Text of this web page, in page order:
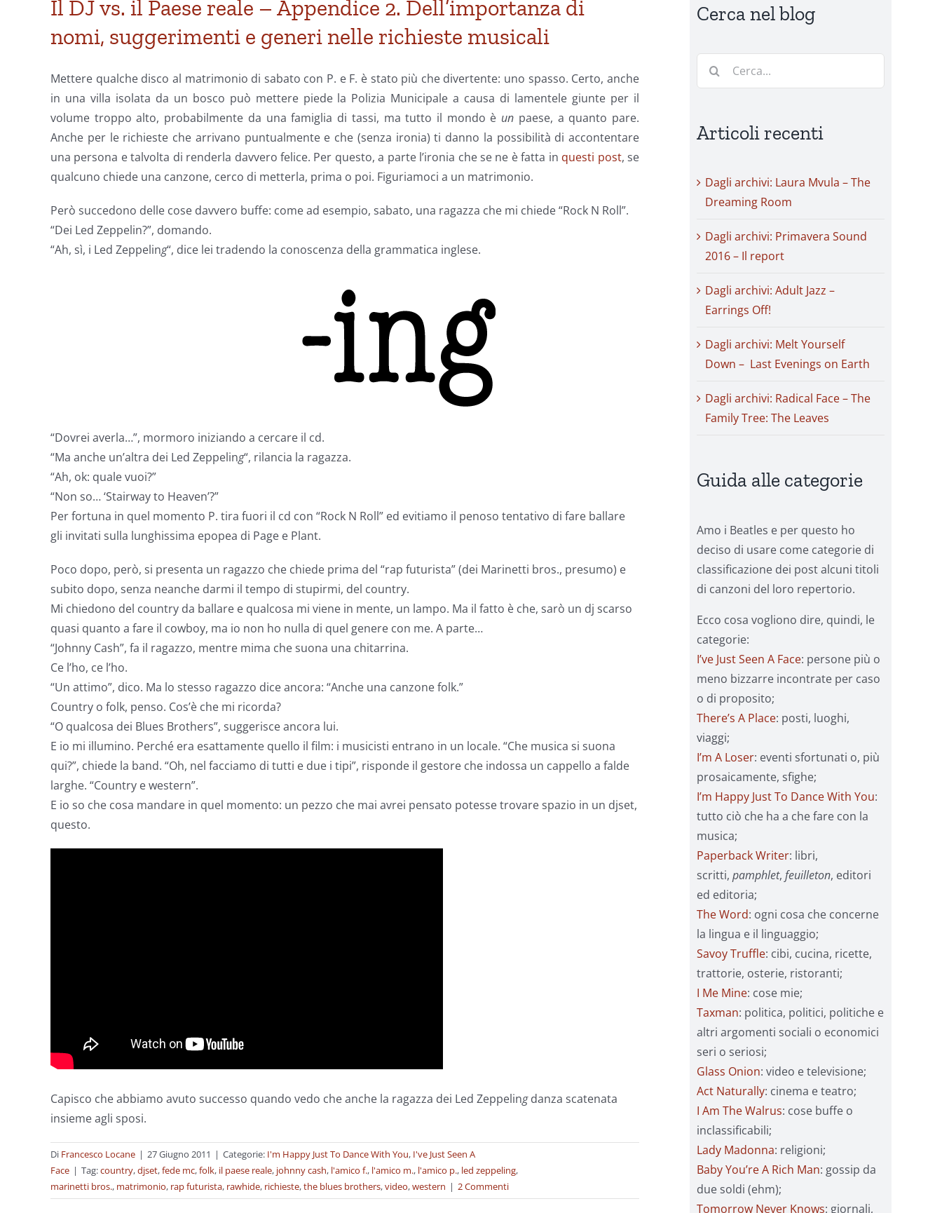
Il DJ vs. il Paese reale – Appendice 2. Dell’importanza di
nomi, suggerimenti e generi nelle richieste musicali
Mettere qualche disco al matrimonio di sabato con P. e F. è stato più che divertente: uno spasso. Certo, anche
in una villa isolata da un bosco può mettere piede la Polizia Municipale a causa di lamentele giunte per il
volume troppo alto, probabilmente da una famiglia di tassi, ma tutto il mondo è un paese, a quanto pare.
Anche per le richieste che arrivano puntualmente e che (senza ironia) ti danno la possibilità di accontentare
una persona e talvolta di renderla davvero felice. Per questo, a parte l’ironia che se ne è fatta in questi post, se
qualcuno chiede una canzone, cerco di metterla, prima o poi. Figuriamoci a un matrimonio.
Però succedono delle cose davvero buffe: come ad esempio, sabato, una ragazza che mi chiede “Rock N Roll”.
“Dei Led Zeppelin?”, domando.
“Ah, sì, i Led Zeppeling“, dice lei tradendo la conoscenza della grammatica inglese.
“Dovrei averla…”, mormoro iniziando a cercare il cd.
“Ma anche un’altra dei Led Zeppeling“, rilancia la ragazza.
“Ah, ok: quale vuoi?”
“Non so… ‘Stairway to Heaven’?”
Per fortuna in quel momento P. tira fuori il cd con “Rock N Roll” ed evitiamo il penoso tentativo di fare ballare
gli invitati sulla lunghissima epopea di Page e Plant.
Poco dopo, però, si presenta un ragazzo che chiede prima del “rap futurista” (dei Marinetti bros., presumo) e
subito dopo, senza neanche darmi il tempo di stupirmi, del country.
Mi chiedono del country da ballare e qualcosa mi viene in mente, un lampo. Ma il fatto è che, sarò un dj scarso
quasi quanto a fare il cowboy, ma io non ho nulla di quel genere con me. A parte…
“Johnny Cash”, fa il ragazzo, mentre mima che suona una chitarrina.
Ce l’ho, ce l’ho.
“Un attimo”, dico. Ma lo stesso ragazzo dice ancora: “Anche una canzone folk.”
Country o folk, penso. Cos’è che mi ricorda?
“O qualcosa dei Blues Brothers”, suggerisce ancora lui.
E io mi illumino. Perché era esattamente quello il film: i musicisti entrano in un locale. “Che musica si suona
qui?”, chiede la band. “Oh, nel facciamo di tutti e due i tipi”, risponde il gestore che indossa un cappello a falde
larghe. “Country e western”.
E io so che cosa mandare in quel momento: un pezzo che mai avrei pensato potesse trovare spazio in un djset,
questo.
Capisco che abbiamo avuto successo quando vedo che anche la ragazza dei Led Zeppelingdanza scatenata
insieme agli sposi.
Di Francesco Locane | 27 Giugno 2011 | Categorie: I'm Happy Just To Dance With You, I've Just Seen A
Face | Tag:country,djset,fede mc,folk, il paese reale, johnny cash, l'amico f., l'amico m., l'amico p., led zeppeling,
marinetti bros., matrimonio, rap futurista, rawhide, richieste,the blues brothers,video,western | 2 Commenti
Cerca nel blog
Cerca
Articoli recenti
Dagli archivi: Laura Mvula – The
Dreaming Room
Dagli archivi: Primavera Sound
2016 – Il report
Dagli archivi: Adult Jazz –
Earrings Off!
Dagli archivi: Melt Yourself
Down – Last Evenings on Earth
Dagli archivi: Radical Face – The
Family Tree: The Leaves
Guida alle categorie
Amo i Beatles e per questo ho
deciso di usare come categorie di
classificazione dei post alcuni titoli
di canzoni del loro repertorio.
Ecco cosa vogliono dire, quindi, le
categorie:
I’ve Just Seen A Face: persone più o
meno bizzarre incontrate per caso
o di proposito;
There’s A Place: posti, luoghi,
viaggi;
I’m A Loser: eventi sfortunati o, più
prosaicamente, sfighe;
I’m Happy Just To Dance With You:
tutto ciò che ha a che fare con la
musica;
Paperback Writer: libri,
scritti, pamphlet, feuilleton, editori
ed editoria;
The Word: ogni cosa che concerne
la lingua e il linguaggio;
Savoy Truffle: cibi, cucina, ricette,
trattorie, osterie, ristoranti;
I Me Mine: cose mie;
Taxman: politica, politici, politiche e
altri argomenti sociali o economici
seri o seriosi;
Glass Onion: video e televisione;
Act Naturally: cinema e teatro;
I Am The Walrus: cose buffe o
inclassificabili;
Lady Madonna: religioni;
Baby You’re A Rich Man: gossip da
due soldi (ehm);
Tomorrow Never Knows: giornali,